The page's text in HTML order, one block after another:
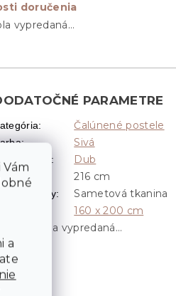
a
doručenia
vypredaná…
PARAMETRE
: Čalúnené postele
: Sivá
dreva : Dub
216 cm
látky: Sametová tkanina
160 x 200 cm
Položka bola vypredaná…